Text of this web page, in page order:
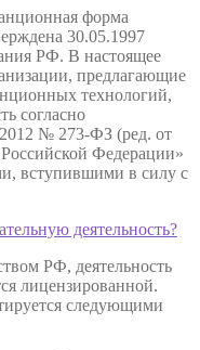
форма
30.05.1997
РФ. В настоящее
предлагающие
технологий,
согласно
№ 273-ФЗ (ред. от
Федерации»
вступившими в силу с
деятельность?
РФ, деятельность
лицензированной.
следующими